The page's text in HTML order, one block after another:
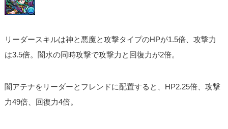
リーダースキルは神と悪魔と攻撃タイプのHPが1.5倍、攻撃力
は3.5倍。闇水の同時攻撃で攻撃力と回復力が2倍。
闇アテナをリーダーとフレンドに配置すると、HP2.25倍、攻撃
力49倍、回復力4倍。